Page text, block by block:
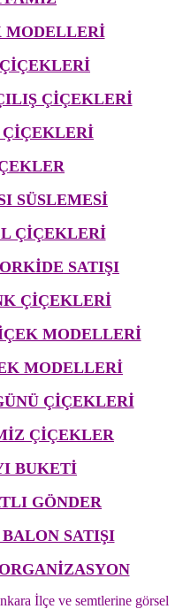
MODELLERİ
ÇİÇEKLERİ
SÜSLEMESİ
ÇİÇEKLERİ
SATIŞI
ÇİÇEKLERİ
MODELLERİ
MODELLERİ
ÇİÇEKLERİ
ÇİÇEKLER
BUKETİ
GÖNDER
SATIŞI
İlçe ve semtlerine görsel